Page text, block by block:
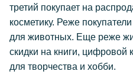
третий покупает на
косметику. Реже
для животных. Еще реже
скидки на книги, цифровой
для творчества и хобби.